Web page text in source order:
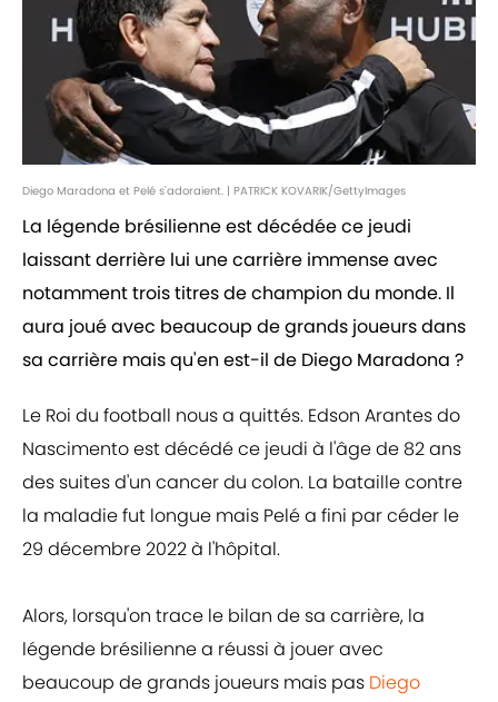
Diego Maradona et Pelé s'adoraient. | PATRICK KOVARIK/GettyImages
La légende brésilienne est décédée ce jeudi
laissant derrière lui une carrière immense avec
notamment trois titres de champion du monde. Il
aura joué avec beaucoup de grands joueurs dans
sa carrière mais qu'en est-il de Diego Maradona ?
Le Roi du football nous a quittés. Edson Arantes do
Nascimento est décédé ce jeudi à l'âge de 82 ans
des suites d'un cancer du colon. La bataille contre
la maladie fut longue mais Pelé a fini par céder le
29 décembre 2022 à l'hôpital.
Alors, lorsqu'on trace le bilan de sa carrière, la
légende brésilienne a réussi à jouer avec
beaucoup de grands joueurs mais pas Diego